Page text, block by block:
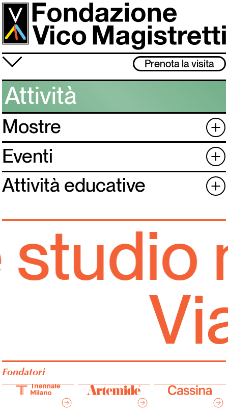
Salta
contenuto
principale
≡ Prenota la visita
Fondazione
Attività
Vico Magistretti
Visita
Archivio
English
Attività
+
Mostre
+
Eventi
+
Attività educative
Fondatori